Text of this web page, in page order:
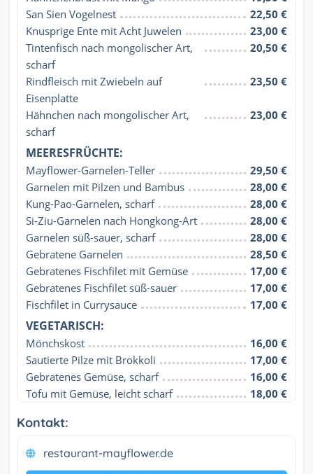
San Sien Vogelnest
22,50 €
Knusprige Ente mit Acht Juwelen
23,00 €
Tintenfisch nach mongolischer Art,
scharf
20,50 €
Rindfleisch mit Zwiebeln auf
Eisenplatte
23,50 €
Hähnchen nach mongolischer Art,
scharf
23,00 €
MEERESFRÜCHTE:
Mayflower-Garnelen-Teller
29,50 €
Garnelen mit Pilzen und Bambus
28,00 €
Kung-Pao-Garnelen, scharf
28,00 €
Si-Ziu-Garnelen nach Hongkong-Art
28,00 €
Garnelen süß-sauer, scharf
28,00 €
Gebratene Garnelen
28,50 €
Gebratenes Fischfilet mit Gemüse
17,00 €
Gebratenes Fischfilet süß-sauer
17,00 €
Fischfilet in Currysauce
17,00 €
VEGETARISCH:
Mönchskost
16,00 €
Sautierte Pilze mit Brokkoli
17,00 €
Gebratenes Gemüse, scharf
16,00 €
Tofu mit Gemüse, leicht scharf
18,00 €
Kontakt:
restaurant-mayflower.de